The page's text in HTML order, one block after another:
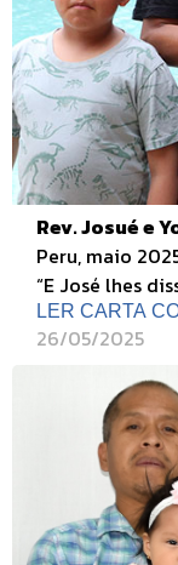
Rev. Josué e
Peru, maio
“E José lhes
LER CARTA
26/05/2025